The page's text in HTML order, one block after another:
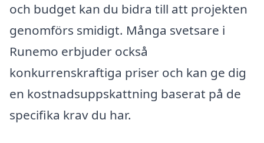
och budget kan du bidra till att projekten
genomförs smidigt. Många svetsare i
Runemo erbjuder också
konkurrenskraftiga priser och kan ge dig
en kostnadsuppskattning baserat på de
specifika krav du har.